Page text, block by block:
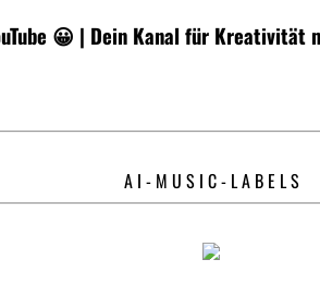
😀 | Dein Kanal für Kreativität
A I - M U S I C - L A B E L S